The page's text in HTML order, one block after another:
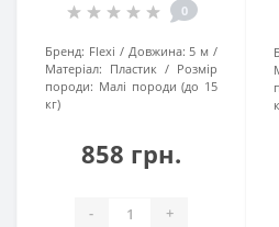
0
Бренд: Flexi Довжина: 5 м
Матеріал: Пластик
Розмір
породи: Малі породи (до 15
кг)
858 грн.
- +